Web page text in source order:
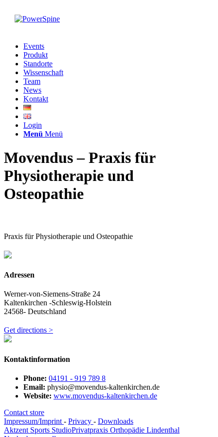
Events
Produkt
Standorte
Wissenschaft
Team
News
Kontakt
Login
Menü Menü
Movendus – Praxis für
Physiotherapie und
Osteopathie
Praxis für Physiotherapie und Osteopathie
Adressen
Werner-von-Siemens-Straße 24
Kaltenkirchen -Schleswig-Holstein
24568- Deutschland
Get directions >
Kontaktinformation
Phone: 04191 - 919 789 8
Email: physio@movendus-kaltenkirchen.de
Website: www.movendus-kaltenkirchen.de
Contact store
Impressum/Imprint - Privacy - Downloads
Aktzent Sports StudioPrivatpraxis Orthopädie Lindenthal